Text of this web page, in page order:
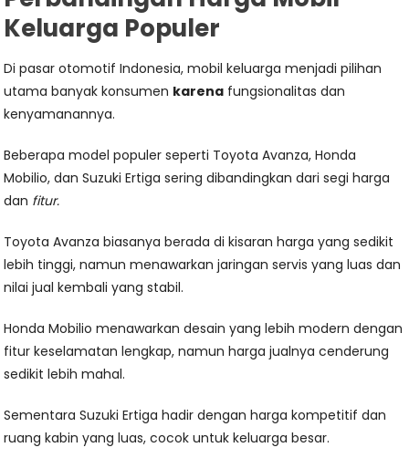
Keluarga Populer
Di pasar otomotif Indonesia, mobil keluarga menjadi pilihan
utama banyak konsumen karena fungsionalitas dan
kenyamanannya.
Beberapa model populer seperti Toyota Avanza, Honda
Mobilio, dan Suzuki Ertiga sering dibandingkan dari segi harga
dan fitur.
Toyota Avanza biasanya berada di kisaran harga yang sedikit
lebih tinggi, namun menawarkan jaringan servis yang luas dan
nilai jual kembali yang stabil.
Honda Mobilio menawarkan desain yang lebih modern dengan
fitur keselamatan lengkap, namun harga jualnya cenderung
sedikit lebih mahal.
Sementara Suzuki Ertiga hadir dengan harga kompetitif dan
ruang kabin yang luas, cocok untuk keluarga besar.